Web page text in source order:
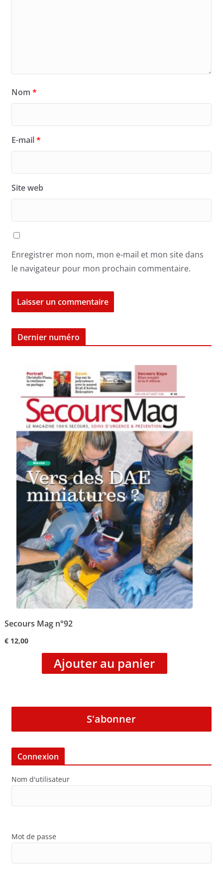
Nom *
E-mail*
Site web
Enregistrer mon nom, mon e-mail et mon site dans
le navigateur pour mon prochain commentaire.
Dernier numéro
Secours Mag n°92
€12,00
Ajouter au panier
S'abonner
Connexion
Nom d'utilisateur
Mot de passe